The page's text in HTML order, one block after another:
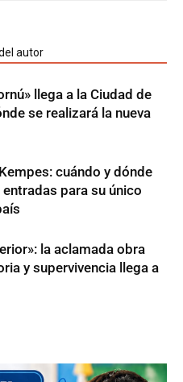
autor
llega a la Ciudad de
se realizará la nueva
cuándo y dónde
para su único
la aclamada obra
y supervivencia llega a